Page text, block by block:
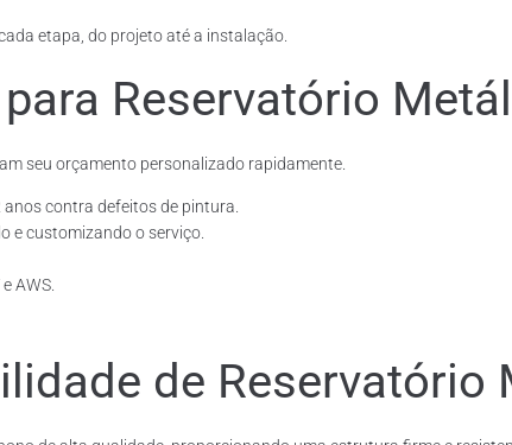
etapa, do projeto até a instalação.
Reservatório
seu orçamento personalizado rapidamente.
contra defeitos de pintura.
e customizando o serviço.
AWS.
de